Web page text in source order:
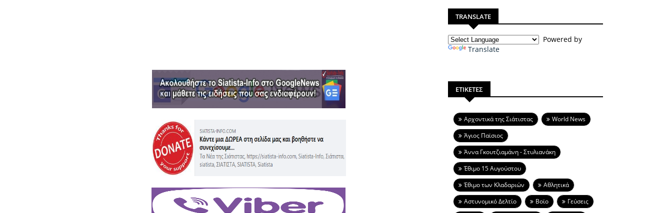
TRANSLATE
Powered by
Translate
ΕΤΙΚΕΤΕΣ
Aρχοντικά της Σιάτιστας
World News
Άγιος Παϊσιος
Άννα Γκουτζιαμάνη - Στυλιανάκη
Έθιμο 15 Αυγούστου
Έθιμο των Κλαδαριών
Αθλητικά
Αστυνομικό Δελτίο
Βοϊο
Γεύσεις